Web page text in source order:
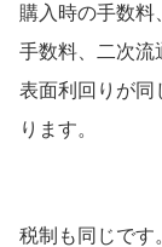
購入時の手数料
手数料、二次流
表面利回りが同
ります。
税制も同じです